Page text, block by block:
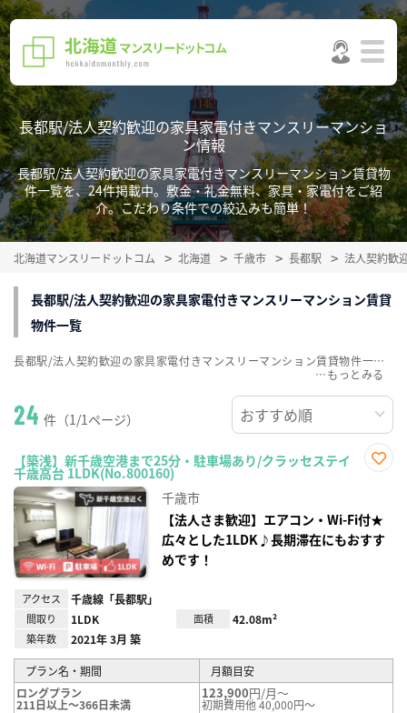
長都駅/法人契約歓迎の家具家電付きマンスリーマンショ
ン情報
長都駅/法人契約歓迎の家具家電付きマンスリーマンション賃貸物
件一覧を、24件掲載中。敷金・礼金無料、家具・家電付をご紹
介。こだわり条件での絞込みも簡単！
北海道マンスリードットコム 北海道 千歳市 長都駅 法人契約歓
長都駅/法人契約歓迎の家具家電付きマンスリーマンション賃貸
物件一覧
24 件（1/1ページ）
【築浅】新千歳空港まで25分・駐車場あり/クラッセステイ
千歳高台 1LDK(No.800160)
録
千歳市
【法人さま歓迎】エアコン・Wi-Fi付★
広々とした1LDK♪長期滞在にもおすす
めです！
アクセス 千歳線「長都駅」
間取り 1LDK 面積 42.08m²
築年数 2021年 3月 築
プラン名・期間
月額目安
ロングプラン
211日以上～366日未満
123,900円/月～
初期費用他 40,000円～
長都駅/法人契約歓迎の家具家電付きマンスリーマンション賃貸物件一覧を、24件掲載中。敷金・礼金無料、家具・家電付をご紹介。こだわり条件での絞込みも簡単！
…